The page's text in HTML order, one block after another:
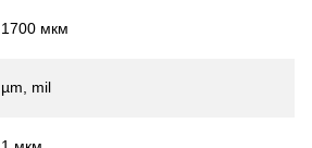
1700 мкм
µm, mil